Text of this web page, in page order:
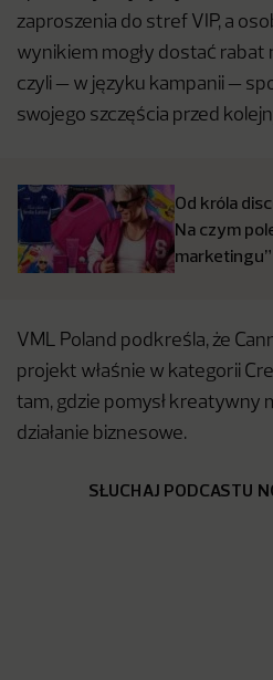
zaproszenia do stref VIP, a
wynikiem mogły dostać rabat
czyli — w języku kampanii —
swojego szczęścia przed
Od króla
Na czym
marketingu”
VML Poland podkreśla, że
projekt właśnie w kategorii
tam, gdzie pomysł kreatywny
działanie biznesowe.
SŁUCHAJ PODCASTU